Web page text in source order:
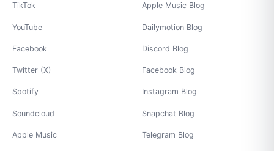
TikTok
YouTube
Facebook
Twitter (X)
Spotify
Soundcloud
Apple Music
Apple Music Blog
Dailymotion Blog
Discord Blog
Facebook Blog
Instagram Blog
Snapchat Blog
Telegram Blog